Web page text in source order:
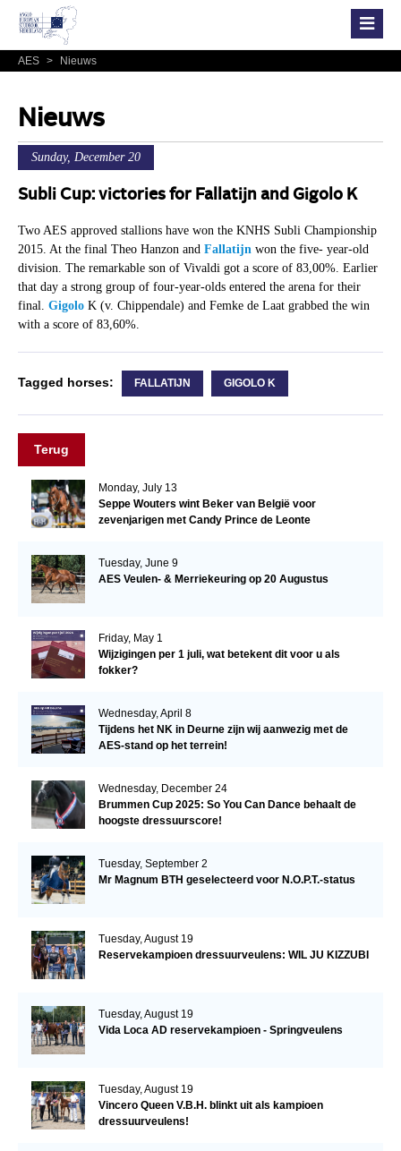
AES > Nieuws
Nieuws
Sunday, December 20
Subli Cup: victories for Fallatijn and Gigolo K
Two AES approved stallions have won the KNHS Subli Championship
2015. At the final Theo Hanzon and Fallatijn won the five- year-old
division. The remarkable son of Vivaldi got a score of 83,00%. Earlier
that day a strong group of four-year-olds entered the arena for their
final. GigoloK (v. Chippendale) and Femke de Laat grabbed the win
with a score of 83,60%.
Tagged horses: FALLATIJN GIGOLO K
Terug
Monday, July 13
Seppe Wouters wint Beker van België voor
zevenjarigen met Candy Prince de Leonte
Tuesday, June 9
AES Veulen- & Merriekeuring op 20 Augustus
Friday, May 1
Wijzigingen per 1 juli, wat betekent dit voor u als
fokker?
Wednesday, April 8
Tijdens het NK in Deurne zijn wij aanwezig met de
AES-stand op het terrein!
Wednesday, December 24
Brummen Cup 2025: So You Can Dance behaalt de
hoogste dressuurscore!
Tuesday, September 2
Mr Magnum BTH geselecteerd voor N.O.P.T.-status
Tuesday, August 19
Reservekampioen dressuurveulens: WIL JU KIZZUBI
Tuesday, August 19
Vida Loca AD reservekampioen - Springveulens
Tuesday, August 19
Vincero Queen V.B.H. blinkt uit als kampioen
dressuurveulens!